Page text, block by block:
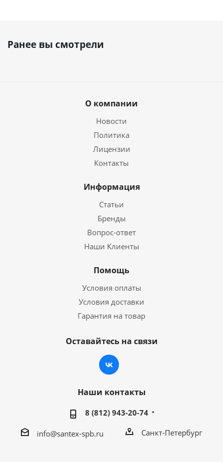
Ранее вы смотрели
О компании
Новости
Политика
Лицензии
Контакты
Информация
Статьи
Бренды
Вопрос-ответ
Наши Клиенты
Помощь
Условия оплаты
Условия доставки
Гарантия на товар
Оставайтесь на связи
Наши контакты
8 (812) 943-20-74
info@santex-spb.ru Санкт-Петербург